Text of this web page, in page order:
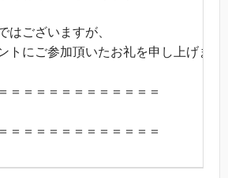
はございますが、
トにご参加頂いたお礼を申し上げます
＝＝＝＝＝＝＝＝＝＝＝＝
＝＝＝＝＝＝＝＝＝＝＝＝